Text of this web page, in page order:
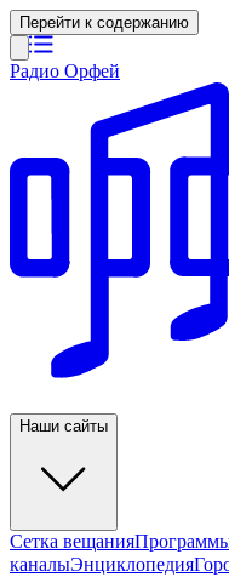
Перейти к содержанию
Радио Орфей
Наши сайты
Сетка вещания
каналыЭнциклопедия